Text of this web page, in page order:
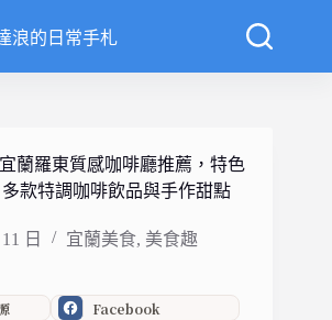
浪的日常手札
蘭羅東質感咖啡廳推薦，特色
款特調咖啡飲品與手作甜點
日 宜蘭美食, 美食趣
Facebook